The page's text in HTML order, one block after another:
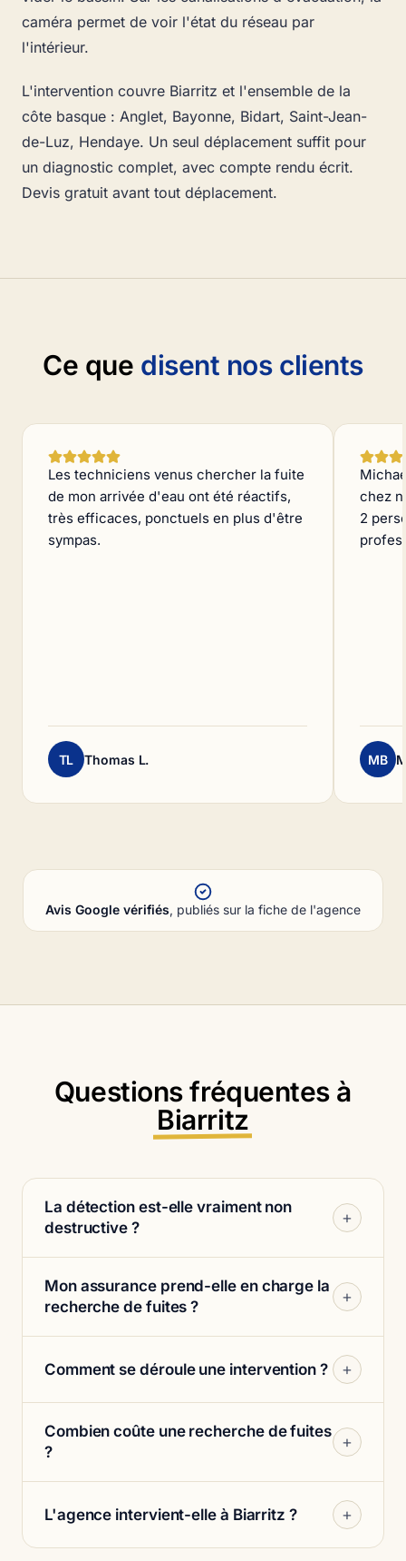
caméra permet de voir l'état du réseau par
l'intérieur.
L'intervention couvre Biarritz et l'ensemble de la
côte basque : Anglet, Bayonne, Bidart, Saint-Jean-
de-Luz, Hendaye. Un seul déplacement suffit pour
un diagnostic complet, avec compte rendu écrit.
Devis gratuit avant tout déplacement.
Ce que disent nos clients
Les techniciens venus chercher la fuite
de mon arrivée d'eau ont été réactifs,
très efficaces, ponctuels en plus d'être
sympas.
TL Thomas L.
chez
2
MB
Avis Google vérifiés, publiés sur la fiche de l'agence
Questions fréquentes à
Biarritz
La détection est-elle vraiment non
destructive ?
+
Mon assurance prend-elle en charge la
recherche de fuites ?
+
Comment se déroule une intervention ? +
Combien coûte une recherche de fuites
?
+
L'agence intervient-elle à Biarritz ? +